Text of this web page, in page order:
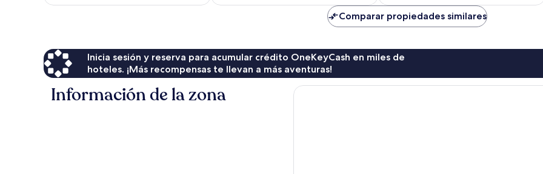
es
es
es
de
$136
Comparar propiedades similares
Inicia sesión y reserva para acumular crédito OneKeyCash en miles de
hoteles. ¡Más recompensas te llevan a más aventuras!
Información de la zona